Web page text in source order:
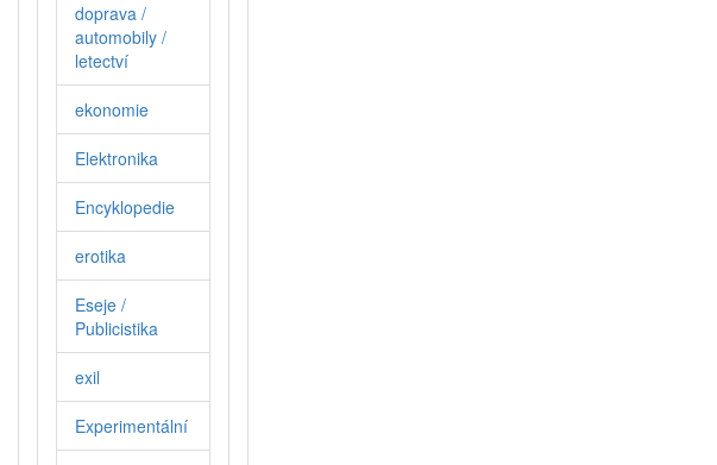
doprava /
automobily /
letectví
ekonomie
Elektronika
Encyklopedie
erotika
Eseje /
Publicistika
exil
Experimentální